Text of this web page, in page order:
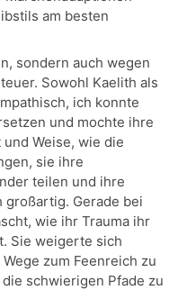
am besten
sondern auch wegen
Sowohl Kaelith als
ich konnte
und mochte ihre
Weise, wie die
sie ihre
teilen und ihre
großartig. Gerade bei
wie ihr Trauma ihr
Sie weigerte sich
zum Feenreich zu
schwierigen Pfade zu